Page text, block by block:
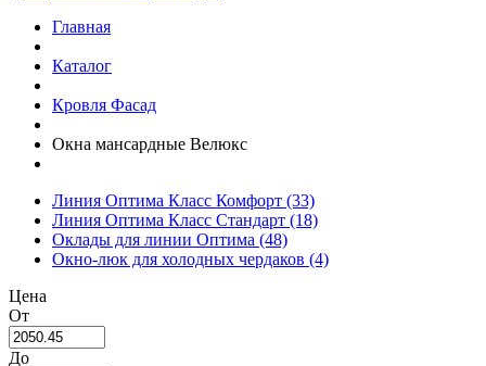
Главная
Каталог
Кровля Фасад
Окна мансардные Велюкс
Линия Оптима Класс Комфорт (33)
Линия Оптима Класс Стандарт (18)
Оклады для линии Оптима (48)
Окно-люк для холодных чердаков (4)
Цена
От
До